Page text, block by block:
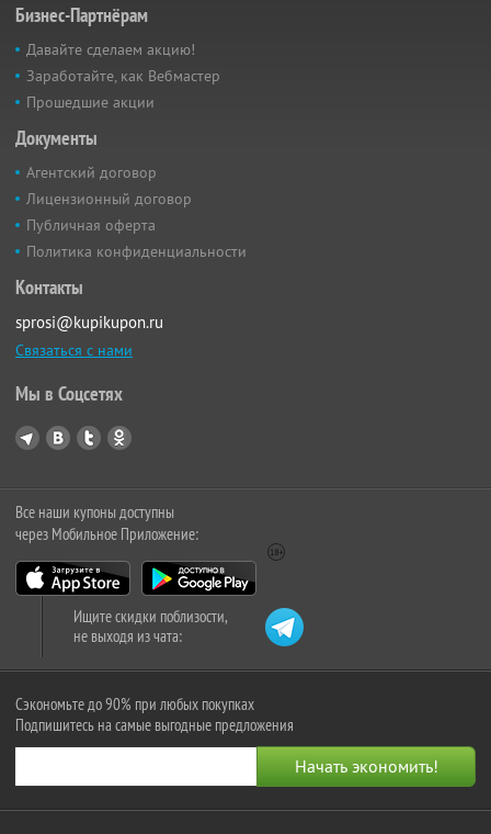
Бизнес-Партнёрам
Давайте сделаем акцию!
Заработайте, как Вебмастер
Прошедшие акции
Документы
Агентский договор
Лицензионный договор
Публичная оферта
Политика конфиденциальности
Контакты
sprosi@kupikupon.ru
Связаться с нами
Мы в Соцсетях
Все наши купоны доступны
через Мобильное Приложение:
Ищите скидки поблизости,
не выходя из чата:
Сэкономьте до 90% при любых покупках
Подпишитесь на самые выгодные предложения